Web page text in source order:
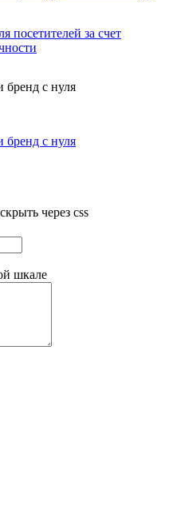
посетителей за счет
бренд с нуля
бренд с нуля
через css
шкале